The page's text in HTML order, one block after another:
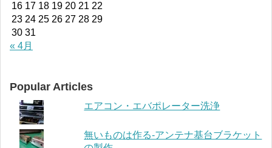
16 17 18 19 20 21 22
23 24 25 26 27 28 29
30 31
« 4月
Popular Articles
エアコン・エバポレーター洗浄
無いものは作る-アンテナ基台ブラケット